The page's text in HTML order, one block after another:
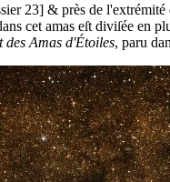
23] & près de
cet amas eſt diviſée en
des Amas d'Étoiles, paru